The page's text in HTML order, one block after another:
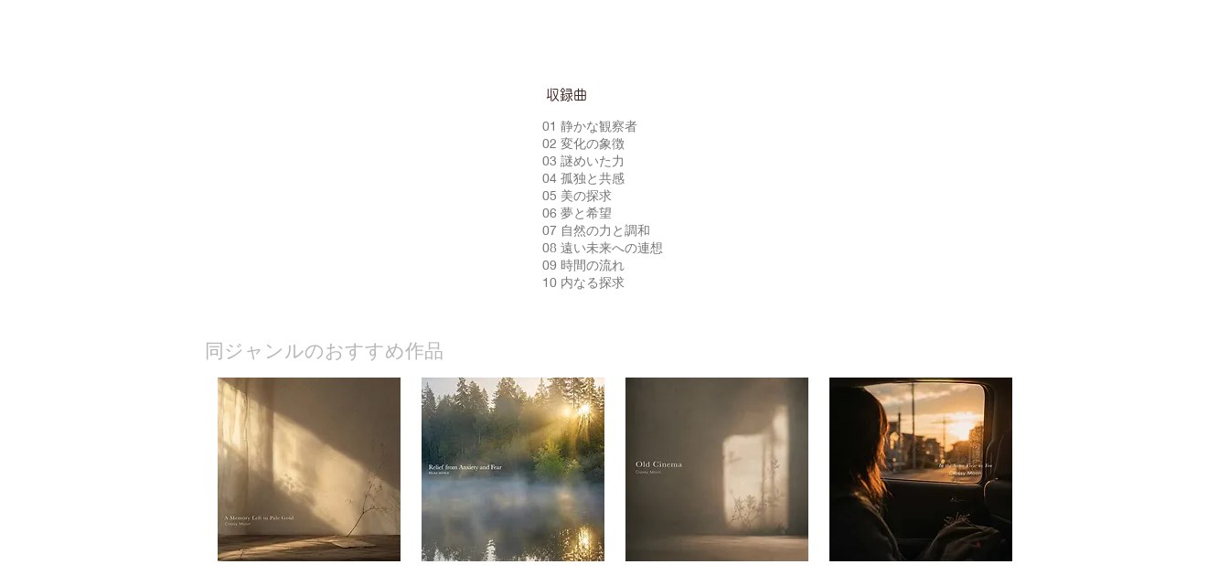
​収録曲
01 静かな観察者
02 変化の象徴
03 謎めいた力
04 孤独と共感
05 美の探求
06 夢と希望
07 自然の力と調和
08 遠い未来への連想
09 時間の流れ
10 内なる探求
​同ジャンルのおすすめ作品